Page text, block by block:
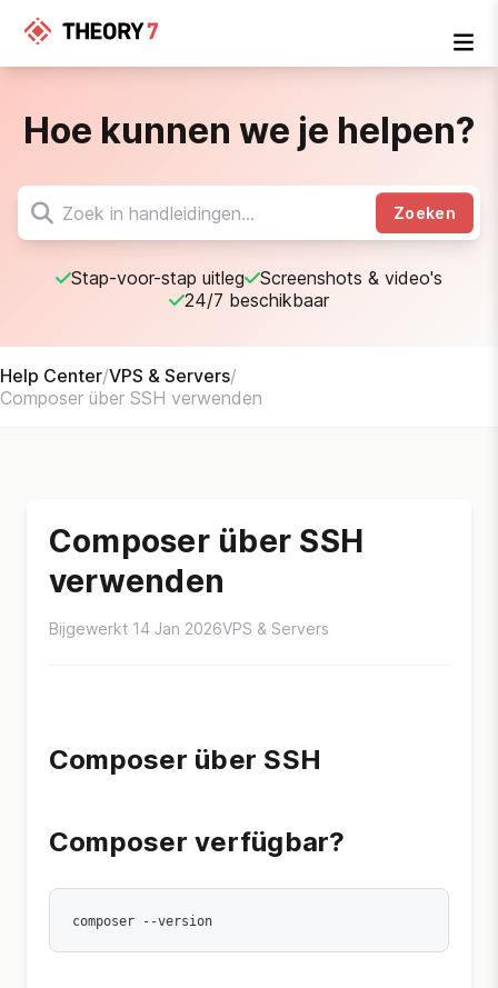
Hoe kunnen we je helpen?
Zoeken
Stap-voor-stap uitleg
Screenshots & video's
24/7 beschikbaar
Help Center/VPS & Servers/
Composer über SSH verwenden
Composer über SSH
verwenden
Bijgewerkt 14 Jan 2026VPS & Servers
Composer über SSH
Composer verfügbar?